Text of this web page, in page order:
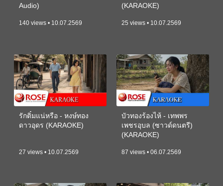
Audio)
140 views • 10.07.2569
(KARAOKE)
25 views • 10.07.2569
รักติ๋มแน่หรือ - หงษ์ทอง
ดาวอุดร (KARAOKE)
27 views • 10.07.2569
บัวทองร้องไห้ - เทพพร
เพชรอุบล (ซาวด์ดนตรี)
(KARAOKE)
87 views • 06.07.2569